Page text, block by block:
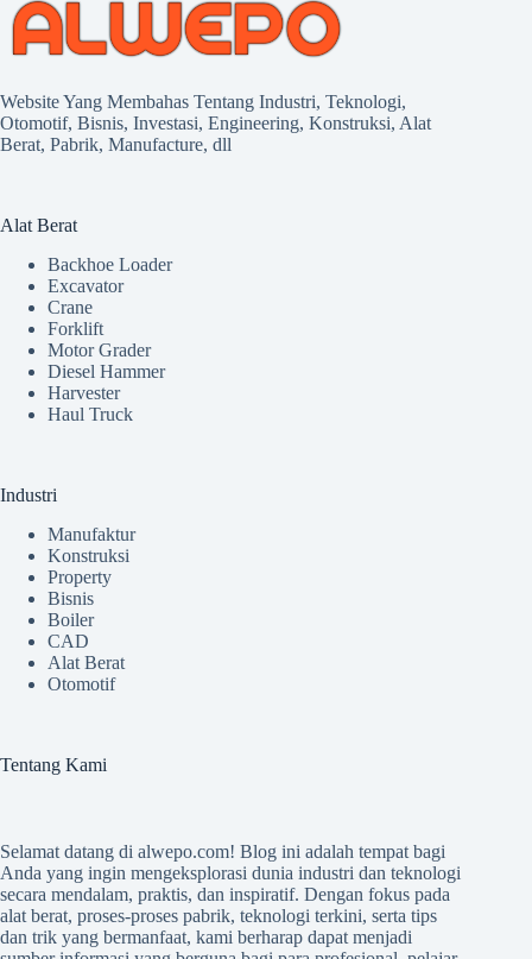
Website Yang Membahas Tentang Industri, Teknologi,
Otomotif, Bisnis, Investasi, Engineering, Konstruksi, Alat
Berat, Pabrik, Manufacture, dll
Alat Berat
Backhoe Loader
Excavator
Crane
Forklift
Motor Grader
Diesel Hammer
Harvester
Haul Truck
Industri
Manufaktur
Konstruksi
Property
Bisnis
Boiler
CAD
Alat Berat
Otomotif
Tentang Kami
Selamat datang di alwepo.com! Blog ini adalah tempat bagi
Anda yang ingin mengeksplorasi dunia industri dan teknologi
secara mendalam, praktis, dan inspiratif. Dengan fokus pada
alat berat, proses-proses pabrik, teknologi terkini, serta tips
dan trik yang bermanfaat, kami berharap dapat menjadi